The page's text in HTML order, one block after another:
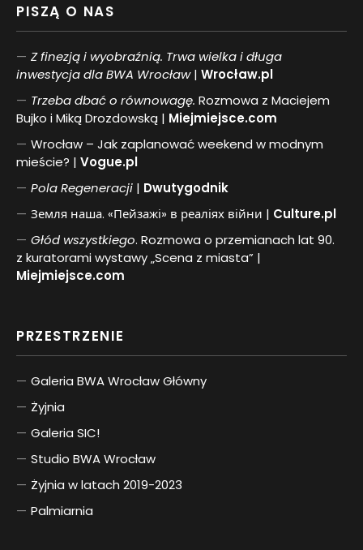
PISZĄ O NAS
Z finezją i wyobraźnią. Trwa wielka i długa
inwestycja dla BWA Wrocław| Wrocław.pl
Trzeba dbać o równowagę. Rozmowa z Maciejem
Bujko i Miką Drozdowską | Miejmiejsce.com
Wrocław – Jak zaplanować weekend w modnym
mieście? | Vogue.pl
PolaRegeneracji | Dwutygodnik
Земля наша. «Пейзажі» в реаліях війни | Culture.pl
Głód wszystkiego. Rozmowa o przemianach lat 90.
z kuratorami wystawy „Scena z miasta” |
Miejmiejsce.com
PRZESTRZENIE
Galeria BWA Wrocław Główny
Żyjnia
Galeria SIC!
Studio BWA Wrocław
Żyjnia w latach 2019-2023
Palmiarnia